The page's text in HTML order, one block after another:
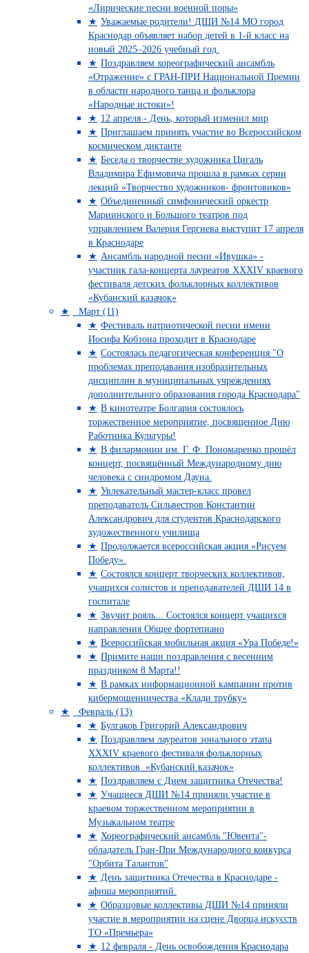
«Лирические песни военной поры»
Уважаемые родители! ДШИ №14 МО город
Краснодар объявляет набор детей в 1-й класс на
новый 2025–2026 учебный год.
Поздравляем хореографический ансамбль
«Отражение» с ГРАН-ПРИ Национальной Премии
в области народного танца и фольклора
«Народные истоки»!
12 апреля - День, который изменил мир
Приглашаем принять участие во Всероссийском
космическом диктанте
Беседа о творчестве художника Цигаль
Владимира Ефимовича прошла в рамках серии
лекций «Творчество художников- фронтовиков»
Объединенный симфонический оркестр
Мариинского и Большого театров под
управлением Валерия Гергиева выступит 17 апреля
в Краснодаре
Ансамбль народной песни «Ивушка» -
участник гала-концерта лауреатов XXXIV краевого
фестиваля детских фольклорных коллективов
«Кубанский казачок»
Март (11)
Фестиваль патриотической песни имени
Иосифа Кобзона проходит в Краснодаре
Состоялась педагогическая конференция "О
проблемах преподавания изобразительных
дисциплин в муниципальных учреждениях
дополнительного образования города Краснодара"
В кинотеатре Болгария состоялось
торжественное мероприятие, посвященное Дню
Работника Культуры!
В филармонии им. Г. Ф. Пономаренко прошёл
концерт, посвящённый Международному дню
человека с синдромом Дауна.
Увлекательный мастер-класс провел
преподаватель Сильвестров Константин
Александрович для студентов Краснодарского
художественного училища
Продолжается всероссийская акция «Рисуем
Победу».
Состоялся концерт творческих коллективов,
учащихся солистов и преподавателей ДШИ 14 в
госпитале
Звучит рояль... Состоялся концерт учащихся
направления Общее фортепиано
Всероссийская мобильная акция «Ура Победе!»
Примите наши поздравления с весенним
праздником 8 Марта!!
В рамках информационной кампании против
кибермошенничества «Клади трубку»
Февраль (13)
Булгаков Григорий Александрович
Поздравляем лауреатов зонального этапа
XXXIV краевого фестиваля фольклорных
коллективов «Кубанский казачок»
Поздравляем с Днем защитника Отечества!
Учащиеся ДШИ №14 приняли участие в
краевом торжественном мероприятии в
Музыкальном театре
Хореографический ансамбль "Ювента"-
обладатель Гран-При Международного конкурса
"Орбита Талантов"
День защитника Отечества в Краснодаре -
афиша мероприятий.
Образцовые коллективы ДШИ №14 приняли
участие в мероприятии на сцене Дворца искусств
ТО «Премьера»
12 февраля - День освобождения Краснодара